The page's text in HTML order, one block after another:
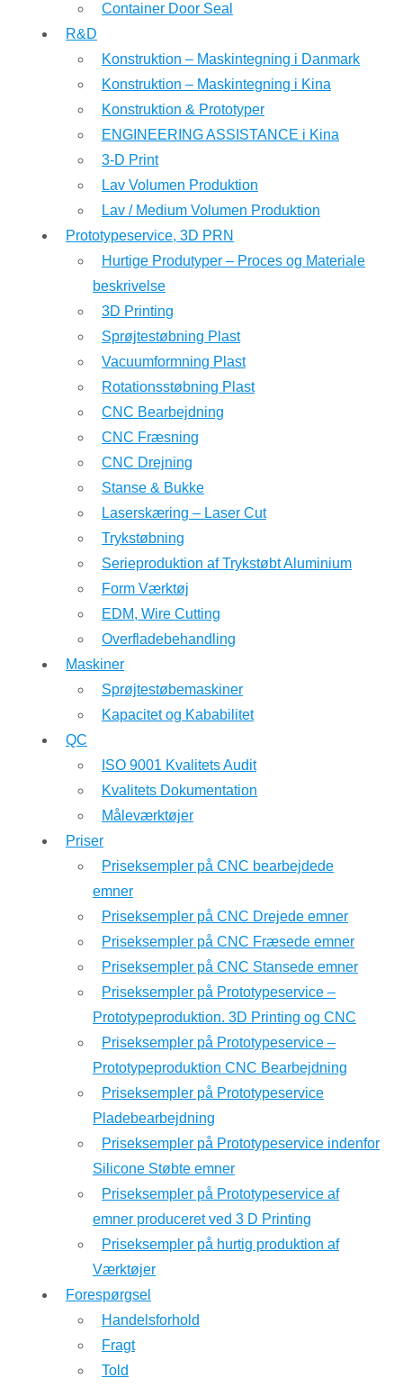
Container Door Seal
R&D
Konstruktion – Maskintegning i Danmark
Konstruktion – Maskintegning i Kina
Konstruktion & Prototyper
ENGINEERING ASSISTANCE i Kina
3-D Print
Lav Volumen Produktion
Lav / Medium Volumen Produktion
Prototypeservice, 3D PRN
Hurtige Produtyper – Proces og Materiale
beskrivelse
3D Printing
Sprøjtestøbning Plast
Vacuumformning Plast
Rotationsstøbning Plast
CNC Bearbejdning
CNC Fræsning
CNC Drejning
Stanse & Bukke
Laserskæring – Laser Cut
Trykstøbning
Serieproduktion af Trykstøbt Aluminium
Form Værktøj
EDM, Wire Cutting
Overfladebehandling
Maskiner
Sprøjtestøbemaskiner
Kapacitet og Kababilitet
QC
ISO 9001 Kvalitets Audit
Kvalitets Dokumentation
Måleværktøjer
Priser
Priseksempler på CNC bearbejdede
emner
Priseksempler på CNC Drejede emner
Priseksempler på CNC Fræsede emner
Priseksempler på CNC Stansede emner
Priseksempler på Prototypeservice –
Prototypeproduktion. 3D Printing og CNC
Priseksempler på Prototypeservice –
Prototypeproduktion CNC Bearbejdning
Priseksempler på Prototypeservice
Pladebearbejdning
Priseksempler på Prototypeservice indenfor
Silicone Støbte emner
Priseksempler på Prototypeservice af
emner produceret ved 3 D Printing
Priseksempler på hurtig produktion af
Værktøjer
Forespørgsel
Handelsforhold
Fragt
Told